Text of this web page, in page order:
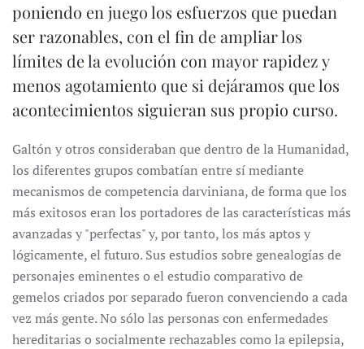
poniendo en juego los esfuerzos que puedan
ser razonables, con el fin de ampliar los
límites de la evolución con mayor rapidez y
menos agotamiento que si dejáramos que los
acontecimientos siguieran sus propio curso.
Galtón y otros consideraban que dentro de la Humanidad,
los diferentes grupos combatían entre sí mediante
mecanismos de competencia darviniana, de forma que los
más exitosos eran los portadores de las características más
avanzadas y "perfectas" y, por tanto, los más aptos y
lógicamente, el futuro. Sus estudios sobre genealogías de
personajes eminentes o el estudio comparativo de
gemelos criados por separado fueron convenciendo a cada
vez más gente. No sólo las personas con enfermedades
hereditarias o socialmente rechazables como la epilepsia,